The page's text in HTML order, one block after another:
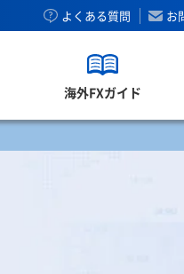
よくある質問 お
海外FXガイド